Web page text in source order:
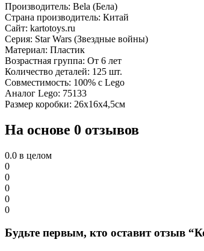
Производитель: Bela (Бела)
Страна производитель: Китай
Сайт: kartotoys.ru
Серия: Star Wars (Звездные войны)
Материал: Пластик
Возрастная группа: От 6 лет
Количество деталей: 125 шт.
Совместимость: 100% с Lego
Аналог Lego: 75133
Размер коробки: 26х16х4,5см
На основе 0 отзывов
0.0 в целом
0
0
0
0
0
Будьте первым, кто оставит отзыв